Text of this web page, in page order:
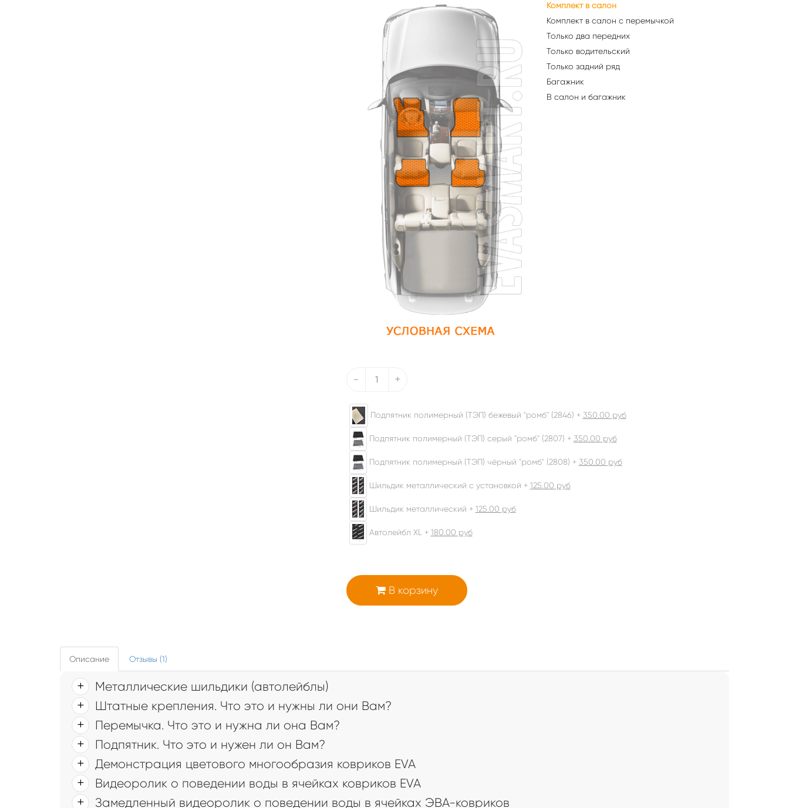
Комплект в салон
Комплект в салон с перемычкой
Только два передних
Только водительский
Только задний ряд
Багажник
В салон и багажник
- +
Подпятник полимерный (ТЭП) бежевый "ромб" (2846) + 350.00 руб
Подпятник полимерный (ТЭП) серый "ромб" (2807) + 350.00 руб
Подпятник полимерный (ТЭП) чёрный "ромб" (2808) + 350.00 руб
Шильдик металлический с установкой + 125.00 руб
Шильдик металлический + 125.00 руб
Автолейбл XL + 180.00 руб
В корзину
Описание Отзывы (1)
Металлические шильдики (автолейблы)
Штатные крепления. Что это и нужны ли они Вам?
Перемычка. Что это и нужна ли она Вам?
Подпятник. Что это и нужен ли он Вам?
Демонстрация цветового многообразия ковриков EVA
Видеоролик о поведении воды в ячейках ковриков EVA
Замедленный видеоролик о поведении воды в ячейках ЭВА-ковриков